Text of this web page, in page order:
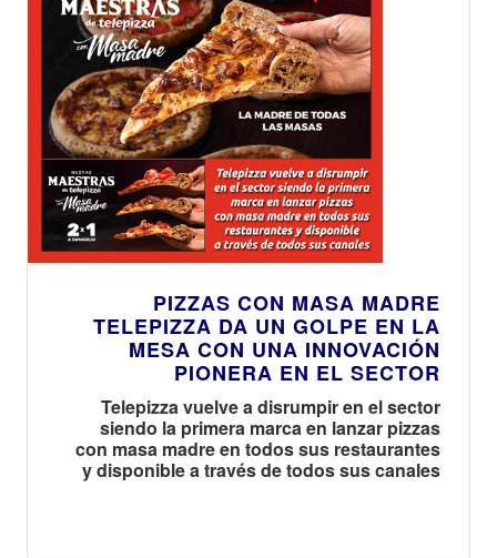
PIZZAS CON MASA MADRE
TELEPIZZA DA UN GOLPE EN LA
MESA CON UNA INNOVACIÓN
PIONERA EN EL SECTOR
Telepizza vuelve a disrumpir en el sector
siendo la primera marca en lanzar pizzas
con masa madre en todos sus restaurantes
y disponible a través de todos sus canales